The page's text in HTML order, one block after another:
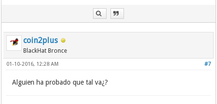
coin2plus
BlackHat Bronce
#7
01-10-2016, 12:28 AM
Alguien ha probado que tal va¿?